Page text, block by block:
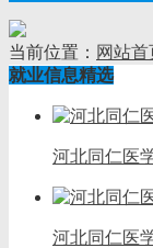
当前位置： 网站首
就业信息精选
河北同仁医
河北同仁医